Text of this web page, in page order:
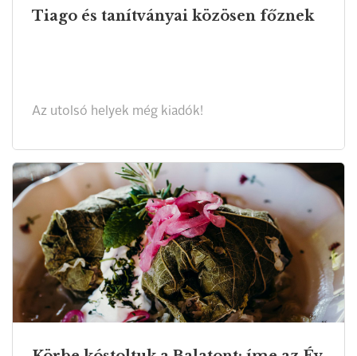
Tiago és tanítványai közösen főznek
Az utolsó helyek még kiadók!